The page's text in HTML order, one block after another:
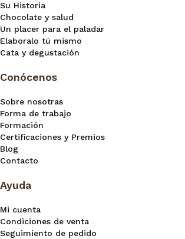
Su Historia
Chocolate y salud
Un placer para el paladar
Elaboralo tú mismo
Cata y degustación
Conócenos
Sobre nosotras
Forma de trabajo
Formación
Certificaciones y Premios
Blog
Contacto
Ayuda
Mi cuenta
Condiciones de venta
Seguimiento de pedido